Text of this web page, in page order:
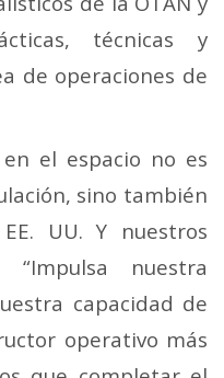
técnicas y
de operaciones de
el espacio no es
sino también
UU. Y nuestros
“Impulsa nuestra
capacidad de
operativo más